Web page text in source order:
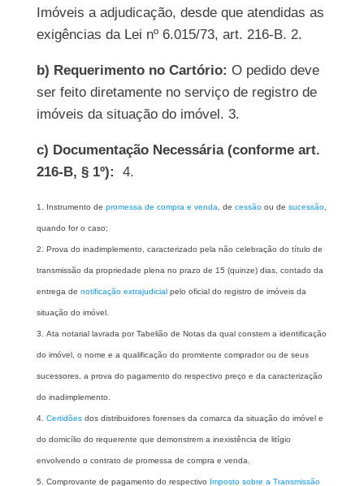
Imóveis a adjudicação, desde que atendidas as
exigências da Lei nº 6.015/73, art. 216-B. 2.
b) Requerimento no Cartório: O pedido deve
ser feito diretamente no serviço de registro de
imóveis da situação do imóvel. 3.
c) Documentação Necessária (conforme art.
216-B, § 1º):
4.
Instrumento de promessa de compra e venda, de cessãoou de sucessão,
quando for o caso;
Prova do inadimplemento, caracterizado pela não celebração do título de
transmissão da propriedade plena no prazo de 15 (quinze) dias, contado da
entrega de notificação extrajudicial pelo oficial do registro de imóveis da
situação do imóvel.
Ata notarial lavrada por Tabelião de Notas da qual constem a identificação
do imóvel, o nome e a qualificação do promitente comprador ou de seus
sucessores, a prova do pagamento do respectivo preço e da caracterização
do inadimplemento.
Certidõesdos distribuidores forenses da comarca da situação do imóvel e
do domicílio do requerente que demonstrem a inexistência de litígio
envolvendo o contrato de promessa de compra e venda.
Comprovante de pagamento do respectivo Imposto sobre a Transmissão